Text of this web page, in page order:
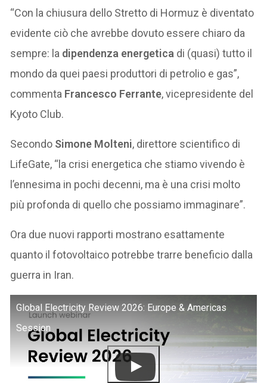
“Con la chiusura dello Stretto di Hormuz è diventato
evidente ciò che avrebbe dovuto essere chiaro da
sempre: la dipendenza energetica di (quasi) tutto il
mondo da quei paesi produttori di petrolio e gas”,
commenta Francesco Ferrante, vicepresidente del
Kyoto Club.
Secondo Simone Molteni, direttore scientifico di
LifeGate, “la crisi energetica che stiamo vivendo è
l’ennesima in pochi decenni, ma è una crisi molto
più profonda di quello che possiamo immaginare”.
Ora due nuovi rapporti mostrano esattamente
quanto il fotovoltaico potrebbe trarre beneficio dalla
guerra in Iran.
Global Electricity Review 2026: Europe & Americas
Session